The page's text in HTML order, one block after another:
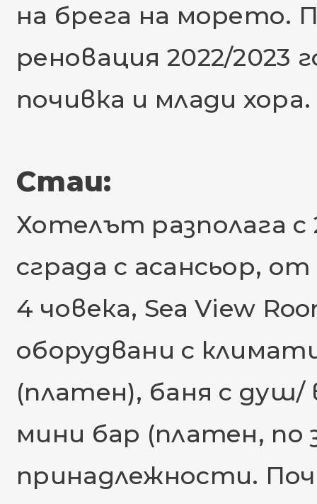
на брега на морето.
реновация 2022/2023
почивка и млади хора.
Стаи:
Хотелът разполага с
сграда с асансьор,
4 човека, Sea View
оборудвани с
(платен), баня с душ/
мини бар (платен, по
принадлежности.